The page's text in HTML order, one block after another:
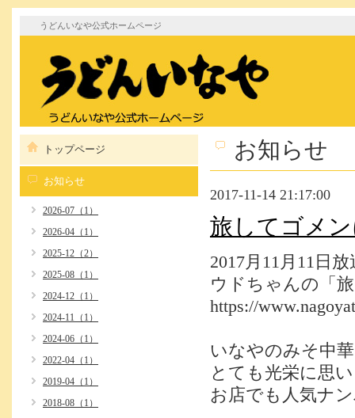
うどんいなや公式ホームページ
お知らせ
2017-11-14 21:17:00
旅してゴメ
2017月11月11日放
ウドちゃんの「
https://
いなやのみそ中
とても光栄に思
お店でも人気ナ
トップページ
お知らせ
2026-07（1）
2026-04（1）
2025-12（2）
2025-08（1）
2024-12（1）
2024-11（1）
2024-06（1）
2022-04（1）
2019-04（1）
2018-08（1）